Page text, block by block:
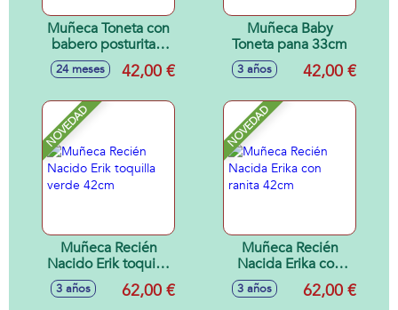
Muñeca Toneta con
babero posturitas.
Cuerpo flexible
34cm
24 meses 42,00 €
Muñeca Baby
Toneta pana 33cm
3 años 42,00 €
NOVEDAD
Muñeca Recién
Nacido Erik toquilla
verde 42cm
3 años 62,00 €
NOVEDAD
Muñeca Recién
Nacida Erika con
ranita 42cm
3 años 62,00 €